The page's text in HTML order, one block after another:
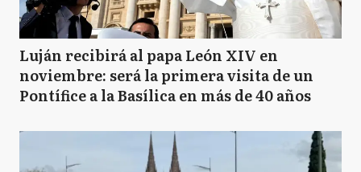
Luján recibirá al papa León XIV en
noviembre: será la primera visita de un
Pontífice a la Basílica en más de 40 años